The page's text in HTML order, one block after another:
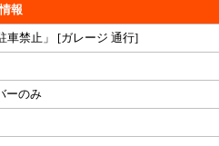
報
車禁止」 [ガレージ 通行]
ーのみ